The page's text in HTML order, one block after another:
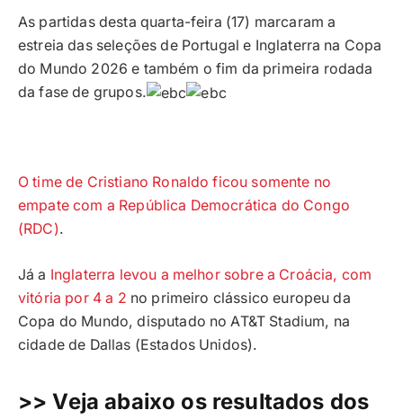
As partidas desta quarta-feira (17) marcaram a
estreia das seleções de Portugal e Inglaterra na Copa
do Mundo 2026 e também o fim da primeira rodada
da fase de grupos.
O time de Cristiano Ronaldo ficou somente no
empate com a República Democrática do Congo
(RDC).
Já a Inglaterra levou a melhor sobre a Croácia, com
vitória por 4 a 2 no primeiro clássico europeu da
Copa do Mundo, disputado no AT&T Stadium, na
cidade de Dallas (Estados Unidos).
>> Veja abaixo os resultados dos